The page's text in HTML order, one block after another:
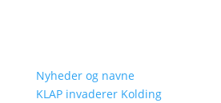
Nyheder og navne
KLAP invaderer Kolding